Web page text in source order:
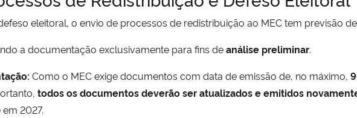
eleitoral, o envio de processos de redistribuição ao MEC tem previsão
a documentação exclusivamente para fins deanálise preliminar.
Como o MEC exige documentos com data de emissão de, no máximo,
todos os documentos deverão ser atualizados e emitidos
2027.